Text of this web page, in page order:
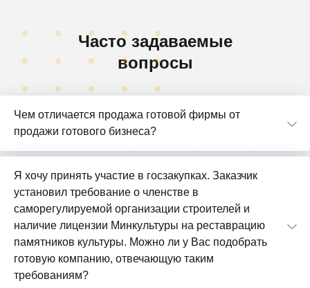
Часто задаваемые
вопросы
Чем отличается продажа готовой фирмы от
продажи готового бизнеса?
Я хочу принять участие в госзакупках. Заказчик
установил требование о членстве в
саморегулируемой организации строителей и
наличие лицензии Минкультуры на реставрацию
памятников культуры. Можно ли у Вас подобрать
готовую компанию, отвечающую таким
требованиям?